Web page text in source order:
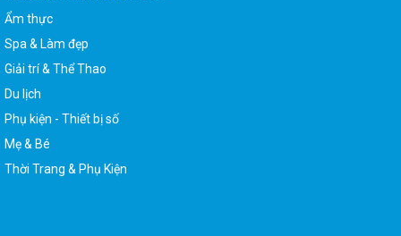
Ẩm thực
Giải trí & Thể Thao
Phụ kiện - Thiết bị số